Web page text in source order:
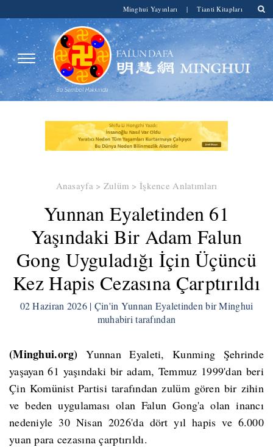
Minghui Yayınları | Tianti Kitapları
Anasayfa> Zulüm > İşkence Anlatımları
​Yunnan Eyaletinden 61
Yaşındaki Bir Adam Falun
Gong Uyguladığı İçin Üçüncü
Kez Hapis Cezasına Çarptırıldı
02 Haziran 2026 | Çin'in Yunnan Eyaletinden bir Minghui
muhabiri tarafından
(Minghui.org)Yunnan Eyaleti, Kunming Şehrinde
yaşayan 61 yaşındaki bir adam, Temmuz 1999'dan beri
Çin Komünist Partisi tarafından zulüm gören bir zihin
ve beden uygulaması olan Falun Gong'a olan inancı
nedeniyle 30 Nisan 2026'da dört yıl hapis ve 6.000
yuan para cezasına çarptırıldı.